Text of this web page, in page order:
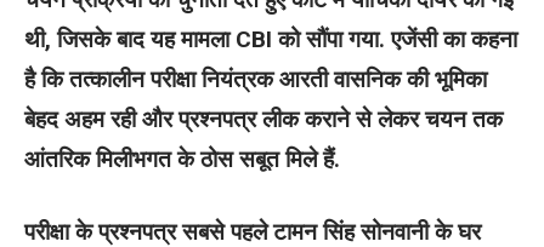
थी, जिसके बाद यह मामला CBI को सौंपा गया. एजेंसी का कहना
है कि तत्कालीन परीक्षा नियंत्रक आरती वासनिक की भूमिका
बेहद अहम रही और प्रश्नपत्र लीक कराने से लेकर चयन तक
आंतरिक मिलीभगत के ठोस सबूत मिले हैं.
परीक्षा के प्रश्नपत्र सबसे पहले टामन सिंह सोनवानी के घर